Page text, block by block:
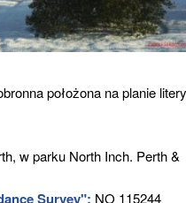
położona na planie litery
w parku North Inch. Perth &
Survey": NO 115244